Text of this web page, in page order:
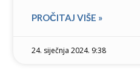
PROČITAJ VIŠE »
24. siječnja 2024. 9:38